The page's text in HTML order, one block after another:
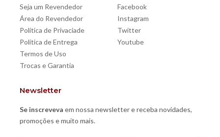
Seja um Revendedor
Área do Revendedor
Política de Privaciade
Política de Entrega
Termos de Uso
Trocas e Garantia
Facebook
Instagram
Twitter
Youtube
Newsletter
Se inscreveva em nossa newsletter e receba novidades,
promoções e muito mais.